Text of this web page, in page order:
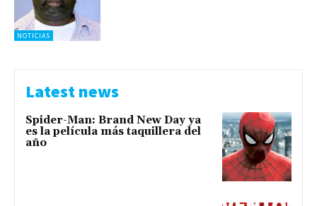
NOTICIAS
Latest news
Spider-Man: Brand New Day ya
es la película más taquillera del
año